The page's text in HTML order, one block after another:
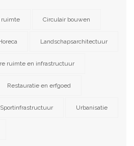
ruimte Circulair bouwen
Landschapsarchitectuur
ruimte en infrastructuur
Restauratie en erfgoed
Sportinfrastructuur Urbanisatie